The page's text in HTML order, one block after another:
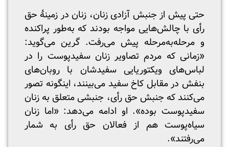
حتی پیش از جنبش آزادی زنان، زنان در زمینۀ حق
رأی با چالش‌هایی مواجه بودند که به‌طور پراکنده
و مرحله‌به‌مرحله پیش می‌رفت. گرین می‌گوید:
«زمانی که مردم تصاویر زنان سفیدپوست را در
لباس‌های ویکتوریایی سفیدشان با روبان‌های
بنفش در مقابل کاخ سفید می‌بینند، اینگونه تصور
می‌کنند که جنبش حق رأی، جنبشی متعلق به زنان
سفیدپوست بوده». او ادامه می‌دهد: «اما زنان
سیاه‌پوست هم از فعالان حق رأی به شمار
می‌رفتند».